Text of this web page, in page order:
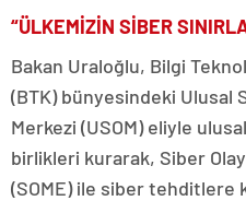
“ÜLKEMİZİN SİBER
Bakan Uraloğlu, Bilgi
(BTK) bünyesindeki Ulusal
Merkezi (USOM) eliyle
birlikleri kurarak, Siber
(SOME) ile siber tehditlere